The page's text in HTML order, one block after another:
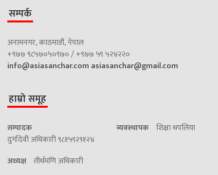
सम्पर्क
अनामनगर, काठमाडौं, नेपाल
+९७७ ९८५७०५०९७० / +९७७ ५९ ५२४२२०
info@asiasanchar.com asiasanchar@gmail.com
हाम्रो समूह
सम्पादक
दुर्गादेवी अधिकारी ९८१५९२९१२४
व्यवस्थापक शिक्षा थपलिया
अध्यक्ष तीर्थमणि अधिकारी